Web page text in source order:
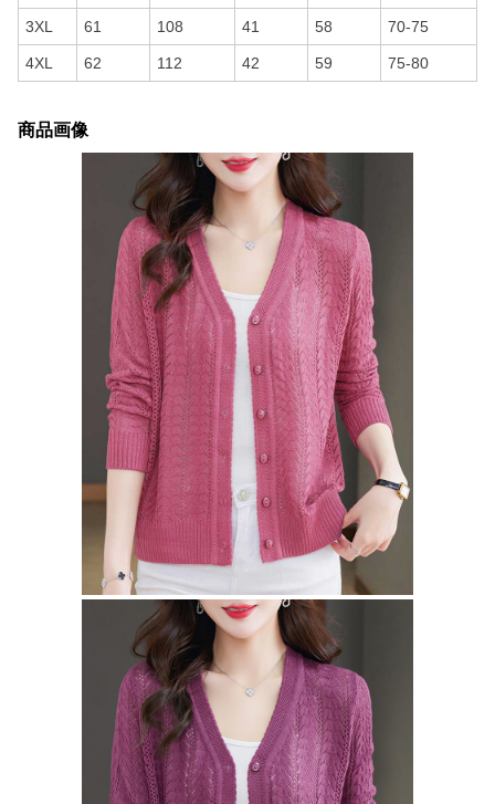
3XL 61 108 41 58 70-75
4XL 62 112 42 59 75-80
商品画像